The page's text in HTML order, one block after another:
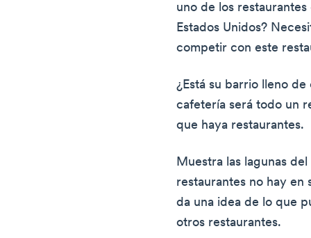
uno de los
Estados Unidos?
competir con este
¿Está su barrio lleno
cafetería será todo un
que haya restaurantes.
Muestra las lagunas
restaurantes no hay en
da una idea de lo que
otros restaurantes.